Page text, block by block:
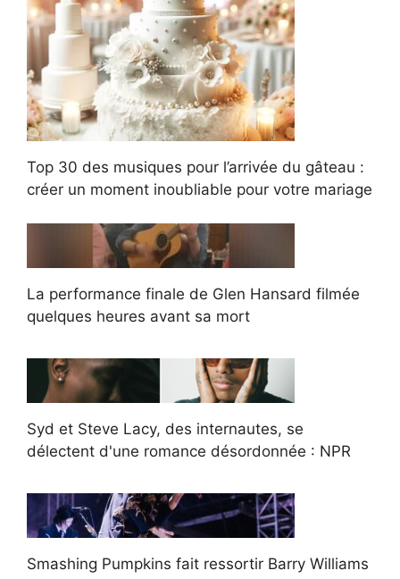
Top 30 des musiques pour l’arrivée du gâteau :
créer un moment inoubliable pour votre mariage
La performance finale de Glen Hansard filmée
quelques heures avant sa mort
Syd et Steve Lacy, des internautes, se
délectent d'une romance désordonnée : NPR
Smashing Pumpkins fait ressortir Barry Williams